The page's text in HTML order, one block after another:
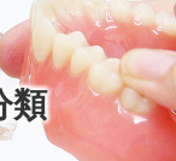
類